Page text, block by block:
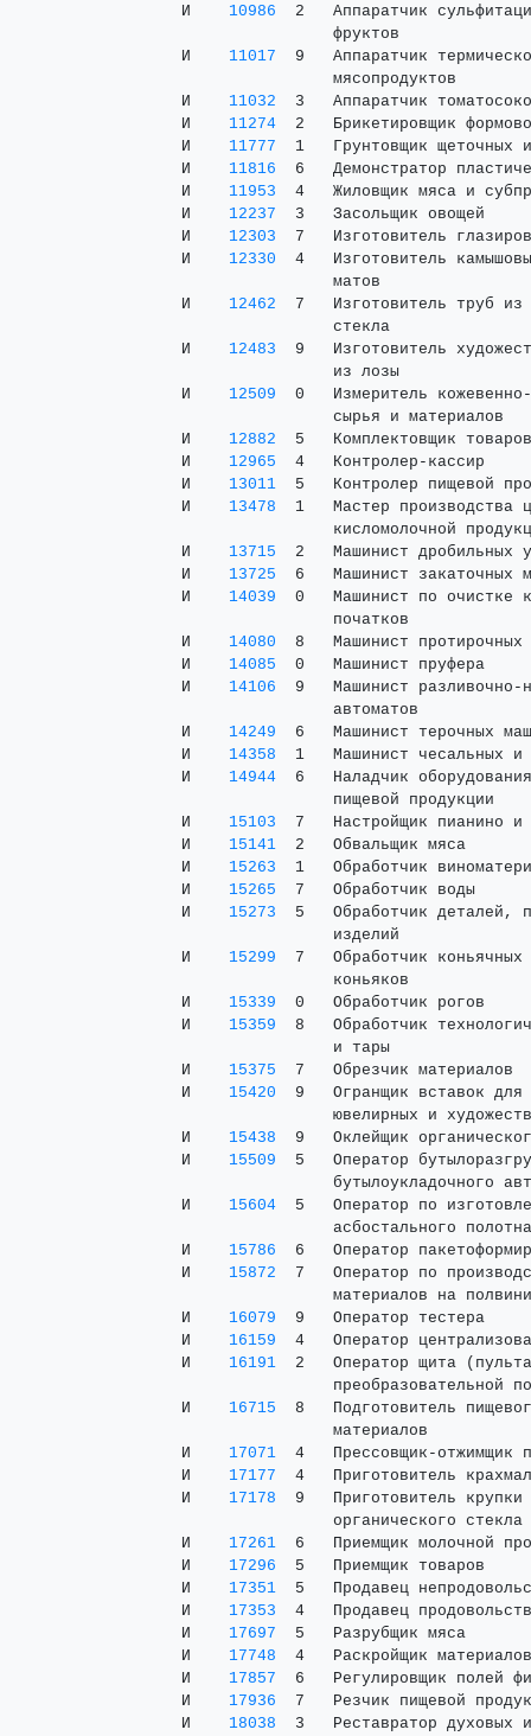
И 10986
2   Аппаратчик
                 фруктов
И 11017
9   Аппаратчик
                 мясопродуктов
И 11032
3   Аппаратчик
И 11274
2   Брикетировщик
И 11777
1   Грунтовщик щеточных
И 11816
6   Демонстратор
И 11953
4   Жиловщик мяса и
И 12237
3   Засольщик овощей
И 12303
7   Изготовитель
И 12330
4   Изготовитель
                 матов
И 12462
7   Изготовитель труб
                 стекла
И 12483
9   Изготовитель
                 из лозы
И 12509
0   Измеритель
                 сырья и материалов
И 12882
5   Комплектовщик
И 12965
4   Контролер-кассир
И 13011
5   Контролер пищевой
И 13478
1   Мастер производства
кисломолочной
И 13715
2   Машинист дробильных
И 13725
6   Машинист закаточных
И 14039
0   Машинист по очистке
                 початков
И 14080
8   Машинист
И 14085
0   Машинист пруфера
И 14106
9   Машинист
                 автоматов
И 14249
6   Машинист терочных
И 14358
1   Машинист чесальных
И 14944
6   Наладчик
                 пищевой продукции
И 15103
7   Настройщик пианино
И 15141
2   Обвальщик мяса
И 15263
1   Обработчик
И 15265
7   Обработчик воды
И 15273
5   Обработчик деталей,
                 изделий
И 15299
7   Обработчик
                 коньяков
И 15339
0   Обработчик рогов
И 15359
8   Обработчик
                 и тары
И 15375
7   Обрезчик материалов
И 15420
9   Огранщик вставок
ювелирных и
И 15438
9   Оклейщик
И 15509
5   Оператор
бутылоукладочного
И 15604
5   Оператор по
                 асбостального полотна
И 15786
6   Оператор
И 15872
7   Оператор по
материалов на
И 16079
9   Оператор тестера
И 16159
4   Оператор
И 16191
2   Оператор щита
преобразовательной
И 16715
8   Подготовитель
                 материалов
И 17071
4   Прессовщик-отжимщик
И 17177
4   Приготовитель
И 17178
9   Приготовитель
                 органического стекла
И 17261
6   Приемщик молочной
И 17296
5   Приемщик товаров
И 17351
5   Продавец
И 17353
4   Продавец
И 17697
5   Разрубщик мяса
И 17748
4   Раскройщик
И 17857
6   Регулировщик полей
И 17936
7   Резчик пищевой
И 18038
3   Реставратор духовых